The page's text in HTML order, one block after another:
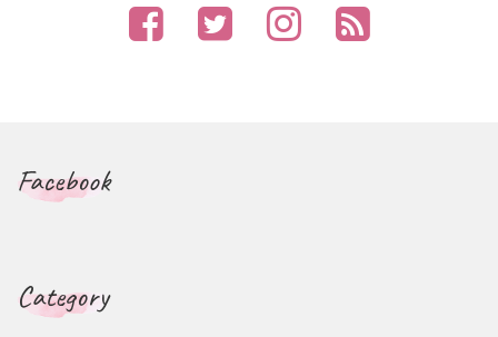
Facebook
Category